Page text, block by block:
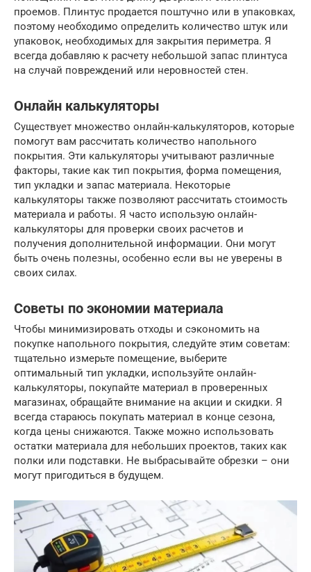
проемов. Плинтус продается поштучно или в упаковках,
поэтому необходимо определить количество штук или
упаковок, необходимых для закрытия периметра. Я
всегда добавляю к расчету небольшой запас плинтуса
на случай повреждений или неровностей стен.
Онлайн калькуляторы
Существует множество онлайн-калькуляторов, которые
помогут вам рассчитать количество напольного
покрытия. Эти калькуляторы учитывают различные
факторы, такие как тип покрытия, форма помещения,
тип укладки и запас материала. Некоторые
калькуляторы также позволяют рассчитать стоимость
материала и работы. Я часто использую онлайн-
калькуляторы для проверки своих расчетов и
получения дополнительной информации. Они могут
быть очень полезны, особенно если вы не уверены в
своих силах.
Советы по экономии материала
Чтобы минимизировать отходы и сэкономить на
покупке напольного покрытия, следуйте этим советам:
тщательно измерьте помещение, выберите
оптимальный тип укладки, используйте онлайн-
калькуляторы, покупайте материал в проверенных
магазинах, обращайте внимание на акции и скидки. Я
всегда стараюсь покупать материал в конце сезона,
когда цены снижаются. Также можно использовать
остатки материала для небольших проектов, таких как
полки или подставки. Не выбрасывайте обрезки – они
могут пригодиться в будущем.